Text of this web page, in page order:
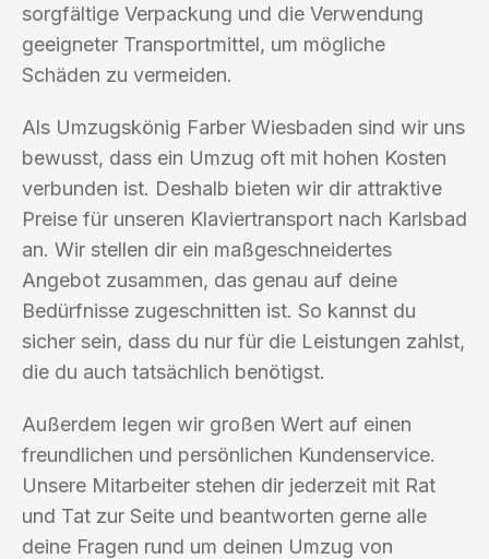
sorgfältige Verpackung und die Verwendung
geeigneter Transportmittel, um mögliche
Schäden zu vermeiden.
Als Umzugskönig Farber Wiesbaden sind wir uns
bewusst, dass ein Umzug oft mit hohen Kosten
verbunden ist. Deshalb bieten wir dir attraktive
Preise für unseren Klaviertransport nach Karlsbad
an. Wir stellen dir ein maßgeschneidertes
Angebot zusammen, das genau auf deine
Bedürfnisse zugeschnitten ist. So kannst du
sicher sein, dass du nur für die Leistungen zahlst,
die du auch tatsächlich benötigst.
Außerdem legen wir großen Wert auf einen
freundlichen und persönlichen Kundenservice.
Unsere Mitarbeiter stehen dir jederzeit mit Rat
und Tat zur Seite und beantworten gerne alle
deine Fragen rund um deinen Umzug von